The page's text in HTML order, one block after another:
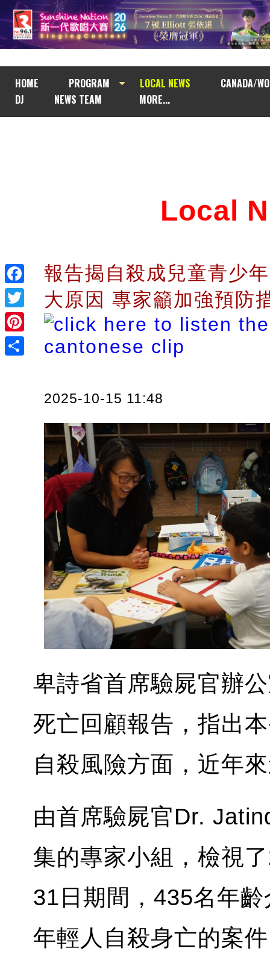
HOME PROGRAM LOCAL NEWS
CANADA/
DJ
NEWS TEAM MORE...
Facebook
Twitter
Pinterest
Local
報告揭自殺成兒童青少
大原因 專家籲加強預防
2025-10-15 11:48
卑詩省首席驗屍官辦
死亡回顧報告，指出
自殺風險方面，近年
由首席驗屍官Dr.
集的專家小組，檢視
31日期間，435名年
年輕人自殺身亡的案